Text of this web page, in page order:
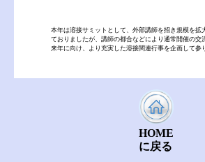
本年は溶接サミットとして、外部講師を招き規模を拡
ておりましたが、講師の都合などにより通常開催の交
来年に向け、より充実した溶接関連行事を企画して参
HOME
に戻る